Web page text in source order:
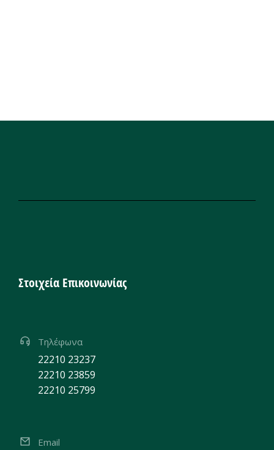
Στοιχεία Επικοινωνίας
Τηλέφωνα
22210 23237
22210 23859
22210 25799
Email